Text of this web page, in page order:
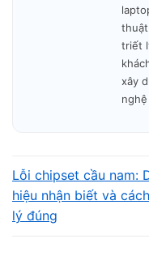
Bảo mật dữ
Cam kết dịch
vụ:
triết
xây
Lỗi chipset cầu nam:
hiệu nhận biết và
lý đúng